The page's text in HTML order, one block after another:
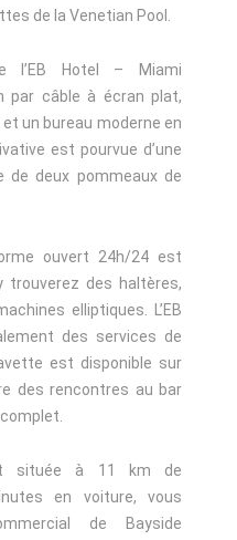
de la Venetian Pool.
l’EB Hotel – Miami
par câble à écran plat,
un bureau moderne en
est pourvue d’une
de deux pommeaux de
ouvert 24h/24 est
trouverez des haltères,
elliptiques. L’EB
des services de
est disponible sur
des rencontres au bar
située à 11 km de
en voiture, vous
de Bayside